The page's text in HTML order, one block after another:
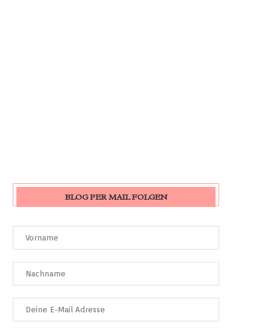
BLOG PER MAIL FOLGEN